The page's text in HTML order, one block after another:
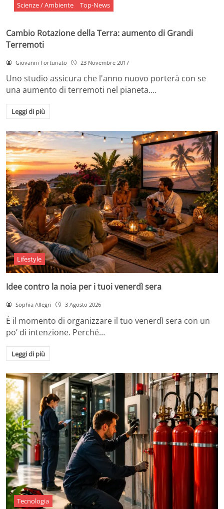
Scienze / Ambiente Top-News
Cambio Rotazione della Terra: aumento di Grandi
Terremoti
Giovanni Fortunato 23 Novembre 2017
Uno studio assicura che l'anno nuovo porterà con se
una aumento di terremoti nel pianeta.…
Leggi di più
Lifestyle
Idee contro la noia per i tuoi venerdì sera
Sophia Allegri 3 Agosto 2026
È il momento di organizzare il tuo venerdì sera con un
po’ di intenzione. Perché…
Leggi di più
Tecnologia